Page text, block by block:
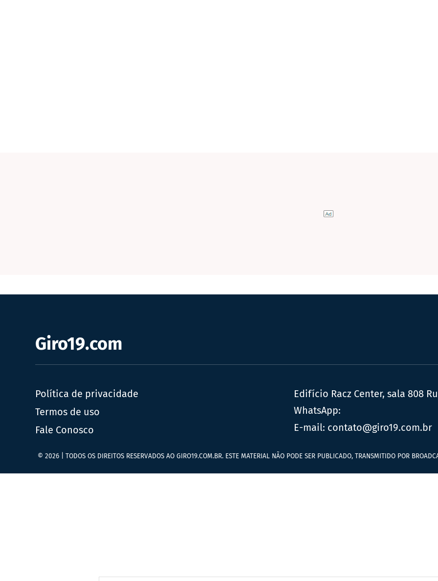
Giro19.com
Política de privacidade
Termos de uso
Fale Conosco
Edifício Racz Center, sala 808
WhatsApp:
E-mail: contato@giro19.com.br
© 2026 | TODOS OS DIREITOS RESERVADOS AO GIRO19.COM.BR. ESTE MATERIAL NÃO PODE SER PUBLICADO, TRANSMITIDO POR